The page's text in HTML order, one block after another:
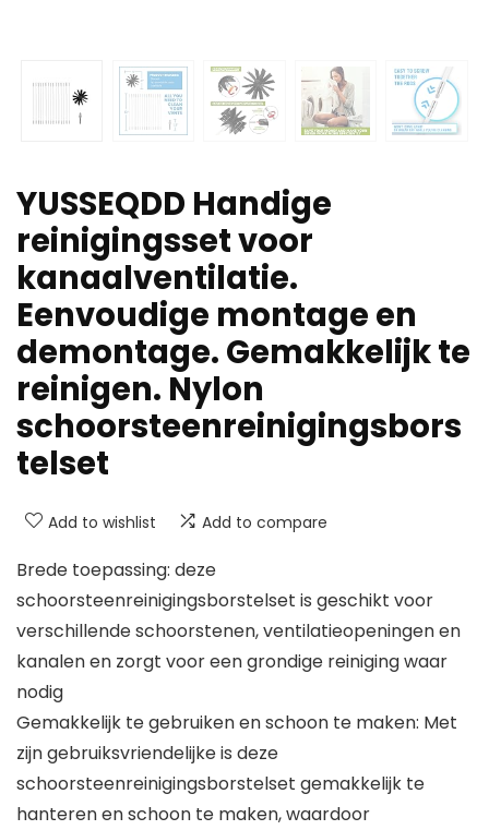
YUSSEQDD Handige
reinigingsset voor
kanaalventilatie.
Eenvoudige montage en
demontage. Gemakkelijk te
reinigen. Nylon
schoorsteenreinigingsbors
telset
Add to wishlist Add to compare
Brede toepassing: deze
schoorsteenreinigingsborstelset is geschikt voor
verschillende schoorstenen, ventilatieopeningen en
kanalen en zorgt voor een grondige reiniging waar
nodig
Gemakkelijk te gebruiken en schoon te maken: Met
zijn gebruiksvriendelijke is deze
schoorsteenreinigingsborstelset gemakkelijk te
hanteren en schoon te maken, waardoor